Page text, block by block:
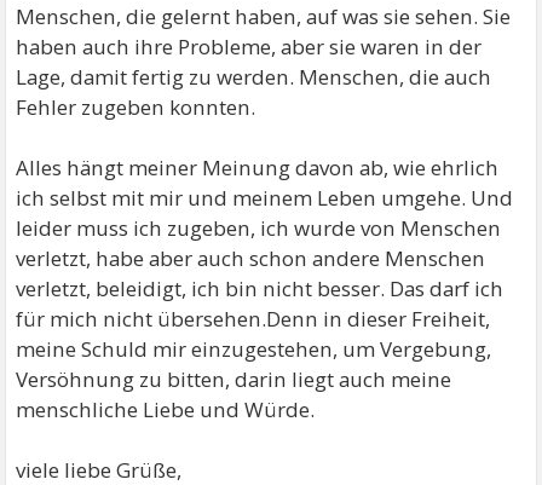
Menschen, die gelernt haben, auf was sie sehen. Sie
haben auch ihre Probleme, aber sie waren in der
Lage, damit fertig zu werden. Menschen, die auch
Fehler zugeben konnten.
Alles hängt meiner Meinung davon ab, wie ehrlich
ich selbst mit mir und meinem Leben umgehe. Und
leider muss ich zugeben, ich wurde von Menschen
verletzt, habe aber auch schon andere Menschen
verletzt, beleidigt, ich bin nicht besser. Das darf ich
für mich nicht übersehen.Denn in dieser Freiheit,
meine Schuld mir einzugestehen, um Vergebung,
Versöhnung zu bitten, darin liegt auch meine
menschliche Liebe und Würde.
viele liebe Grüße,